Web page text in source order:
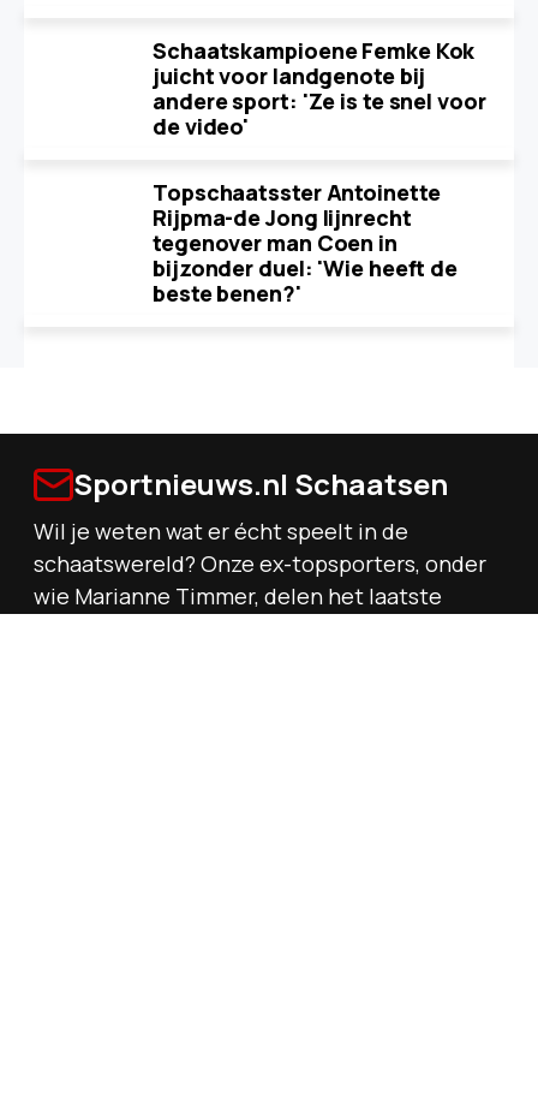
Schaatskampioene Femke Kok
juicht voor landgenote bij
andere sport: 'Ze is te snel voor
de video'
Topschaatsster Antoinette
Rijpma-de Jong lijnrecht
tegenover man Coen in
bijzonder duel: 'Wie heeft de
beste benen?'